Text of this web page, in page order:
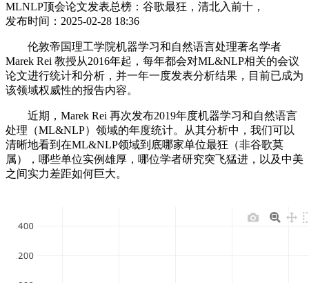
MLNLP顶会论文发表总榜：谷歌最狂，清北入前十，
发布时间：2025-02-28 18:36
伦敦帝国理工学院机器学习和自然语言处理著名学者
Marek Rei 教授从2016年起，每年都会对ML&NLP相关的会议
论文进行统计和分析，并一年一度发表分析结果，目前已成为
该领域权威性的报告内容。
近期，Marek Rei 再次发布2019年度机器学习和自然语言
处理（ML&NLP）领域的年度统计。从其分析中，我们可以
清晰地看到在ML&NLP领域到底哪家单位最狂（非谷歌莫
属），哪些单位实例雄厚，哪位学者研究突飞猛进，以及中美
之间实力差距如何巨大。